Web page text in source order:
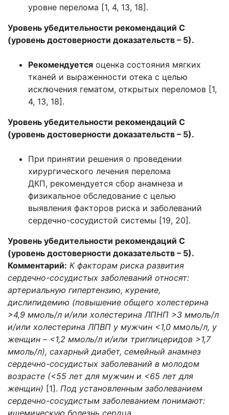
уровне перелома [1, 4, 13, 18].
Уровень убедительности рекомендаций С
(уровень достоверности доказательств – 5).
Рекомендуется оценка состояния мягких
тканей и выраженности отека с целью
исключения гематом, открытых переломов [1,
4, 13, 18].
Уровень убедительности рекомендаций С
(уровень достоверности доказательств – 5).
При принятии решения о проведении
хирургического лечения перелома
ДКП, рекомендуется сбор анамнеза и
физикальное обследование с целью
выявления факторов риска и заболеваний
сердечно-сосудистой системы [19, 20].
Уровень убедительности рекомендаций С
(уровень достоверности доказательств – 5).
Комментарий: К факторам риска развития
сердечно-сосудистых заболеваний относят:
артериальную гипертензию, курение,
дислипидемию (повышение общего холестерина
>4,9 ммоль/л и/или холестерина ЛПНП >3 ммоль/л
и/или холестерина ЛПВП у мужчин <1,0 ммоль/л, у
женщин – <1,2 ммоль/л и/или триглицеридов >1,7
ммоль/л), сахарный диабет, семейный анамнез
сердечно-сосудистых заболеваний в молодом
возрасте (<55 лет для мужчин и <65 лет для
женщин) [1]. Под установленным заболеванием
сердечно-сосудистым заболеванием понимают:
ишемическую болезнь сердца,